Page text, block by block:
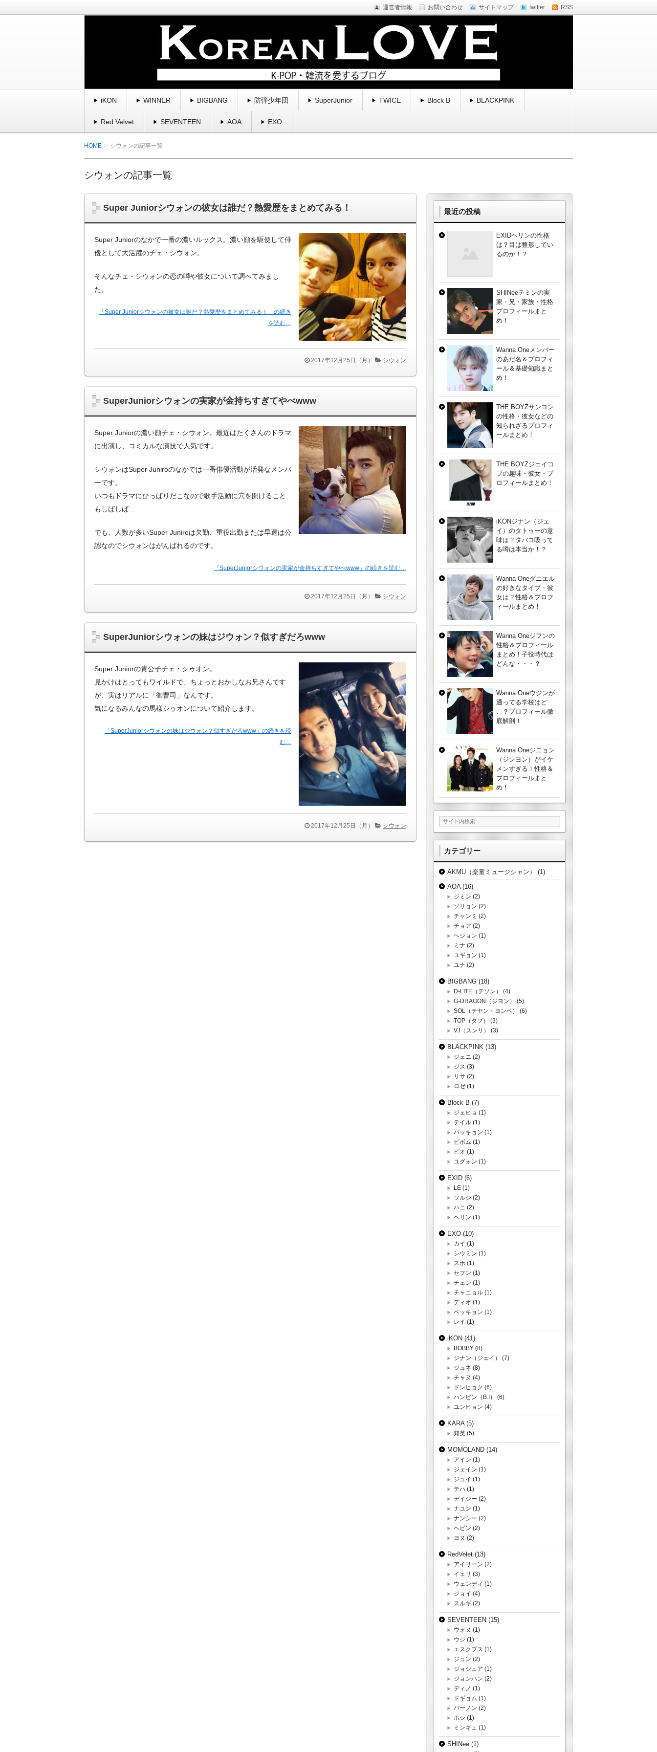
運営者情報 お問い合わせ サイトマップ twitter RSS
K-POP・韓国を愛する | コリアンラブ
曲・スキャンダル・魅力を紹介していくブログ。
iKON WINNER BIGBANG 防弾少年団 SuperJunior TWICE Block B BLACKPINK
Red Velvet SEVENTEEN AOA EXO
HOME シウォンの記事一覧
シウォンの記事一覧
Super Juniorシウォンの彼女は誰だ？熱愛歴をまとめてみる！
Super Juniorのなかで一番の濃いルックス。濃い顔を駆使して俳
優として大活躍のチェ・シウォン。
そんなチェ・シウォンの恋の噂や彼女について調べてみまし
た。
「Super Juniorシウォンの彼女は誰だ？熱愛歴をまとめてみる！」の続き
を読む…
2017年12月25日（月） シウォン
SuperJuniorシウォンの実家が金持ちすぎてやべwww
Super Juniorの濃い顔チェ・シウォン。最近はたくさんのドラマ
に出演し、コミカルな演技で人気です。
シウォンはSuper Juniroのなかでは一番俳優活動が活発なメンバ
ーです。
いつもドラマにひっぱりだこなので歌手活動に穴を開けること
もしばしば…
でも、人数が多いSuper Juniroは欠勤、重役出勤または早退は公
認なのでシウォンはがんばれるのです。
「SuperJuniorシウォンの実家が金持ちすぎてやべwww」の続きを読む…
2017年12月25日（月） シウォン
SuperJuniorシウォンの妹はジウォン？似すぎだろwww
Super Juniorの貴公子チェ・シゥオン。
見かけはとってもワイルドで、ちょっとおかしなお兄さんです
が、実はリアルに「御曹司」なんです。
気になるみんなの馬様シゥオンについて紹介します。
「SuperJuniorシウォンの妹はジウォン？似すぎだろwww」の続きを読
む…
2017年12月25日（月） シウォン
最近の投稿
EXIDヘリンの性格
は？目は整形してい
るのか！？
SHINeeテミンの実
家・兄・家族・性格
プロフィールまと
め！
Wanna Oneメンバー
のあだ名＆プロフィ
ール＆基礎知識まと
め！
THE BOYZサンヨン
の性格・彼女などの
知られざるプロフィ
ールまとめ！
THE BOYZジェイコ
ブの趣味・彼女・プ
ロフィールまとめ！
iKONジナン（ジェ
イ）のタトゥーの意
味は？タバコ吸って
る噂は本当か！？
Wanna Oneダニエル
の好きなタイプ・彼
女は？性格＆プロフ
ィールまとめ！
Wanna Oneジフンの
性格＆プロフィール
まとめ！子役時代は
どんな・・・？
Wanna Oneウジンが
通ってる学校はど
こ？プロフィール徹
底解剖！
Wanna Oneジニョン
（ジンヨン）がイケ
メンすぎる！性格＆
プロフィールまと
め！
カテゴリー
AKMU（楽童ミュージシャン）
(1)
AOA(16)
ジミン (2)
ソリョン (2)
チャンミ (2)
チョア (2)
ヘジョン (1)
ミナ (2)
ユギョン (1)
ユナ (2)
BIGBANG (18)
D-LITE（テソン）
(4)
G-DRAGON（ジヨン）
(5)
SOL（テヤン・ヨンベ）
(6)
TOP（タプ）
(3)
V.I（スンリ）
(3)
BLACKPINK (13)
ジェニ (2)
ジス (3)
リサ (2)
ロゼ (1)
Block B (7)
ジェヒョ (1)
テイル (1)
パッキョン (1)
ビボム (1)
ピオ (1)
ユグォン (1)
EXID (6)
LE (1)
ソルジ (2)
ハニ (2)
ヘリン (1)
EXO (10)
カイ (1)
シウミン (1)
スホ (1)
セフン (1)
チェン (1)
チャニョル (1)
ディオ (1)
ベッキョン (1)
レイ (1)
iKON (41)
BOBBY (8)
ジナン（ジェイ）
(7)
ジュネ (8)
チャヌ (4)
ドンヒョク (6)
ハンビン（B.I）
(6)
ユンヒョン (4)
KARA(5)
知英 (5)
MOMOLAND (14)
アイン (1)
ジェイン (1)
ジュイ (1)
テハ (1)
デイジー (2)
ナユン (1)
ナンシー (2)
ヘビン (2)
ヨヌ (2)
RedVelet (13)
アイリーン (2)
イェリ (3)
ウェンディ (1)
ジョイ (4)
スルギ (2)
SEVENTEEN (15)
ウォヌ (1)
ウジ (1)
エスクプス (1)
ジュン (2)
ジョシュア (1)
ジョンハン (2)
ディノ (1)
ドギョム (1)
バーノン (2)
ホシ (1)
ミンギュ (1)
SHINee (1)